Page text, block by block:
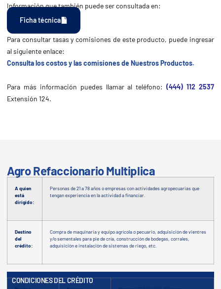
Información que también puede ser consultada en:
Ficha técnica
Para consultar tasas y comisiones de este producto, puede ingresar
al siguiente enlace:
Consulta los costos y las comisiones de Nuestros Productos.
Para más información puedes llamar al teléfono:(444) 112 2537
Extensión 124.
Agro Refaccionario Multiplica
A quien
está
dirigido:
Personas de 21 a 78 años o empresas con actividades agropecuarias que
tengan experiencia en la actividad a financiar.
Destino
del
crédito:
Compra de maquinaria y equipo agrícola o pecuario, adquisición de vientres
y/o sementales para pie de cría, construcción de bodegas, corrales,
adquisición e instalación de sistemas de riego, etc.
CONDICIONES DEL CRÉDITO